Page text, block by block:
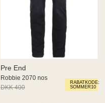
RABATKODE:
SOMMER10
Pre End
Robbie 2070 nos
DKK 400
DKK 240